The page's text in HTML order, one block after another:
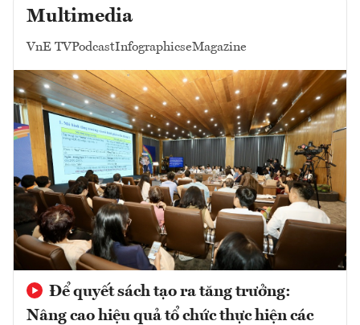
Multimedia
VnE TVPodcastInfographicseMagazine
Để quyết sách tạo ra tăng trưởng:
Nâng cao hiệu quả tổ chức thực hiện các